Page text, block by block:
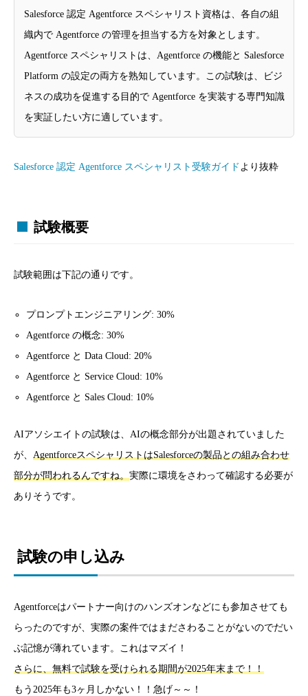
Salesforce 認定 Agentforce スペシャリスト資格は、各自の組
織内で Agentforce の管理を担当する方を対象とします。
Agentforce スペシャリストは、Agentforce の機能と Salesforce
Platform の設定の両方を熟知しています。この試験は、ビジ
ネスの成功を促進する目的で Agentforce を実装する専門知識
を実証したい方に適しています。
Salesforce 認定 Agentforce スペシャリスト受験ガイド より抜粋
試験概要
試験範囲は下記の通りです。
プロンプトエンジニアリング: 30%
Agentforce の概念: 30%
Agentforce と Data Cloud: 20%
Agentforce と Service Cloud: 10%
Agentforce と Sales Cloud: 10%
AIアソシエイトの試験は、AIの概念部分が出題されていました
が、 AgentforceスペシャリストはSalesforceの製品との組み合わせ
部分が問われるんですね。 実際に環境をさわって確認する必要が
ありそうです。
試験の申し込み
Agentforceはパートナー向けのハンズオンなどにも参加させても
らったのですが、実際の案件ではまださわることがないのでだい
ぶ記憶が薄れています。これはマズイ！
さらに、無料で試験を受けられる期間が2025年末まで！！
もう2025年も3ヶ月しかない！！急げ～～！